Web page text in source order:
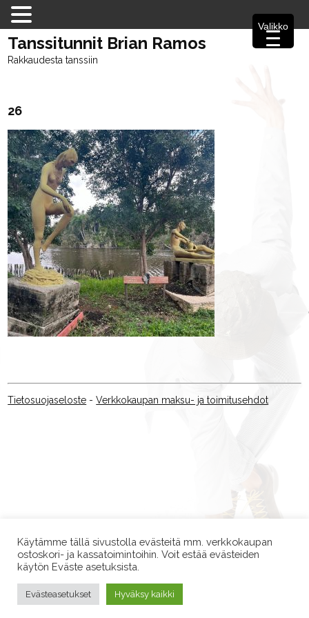
Tanssitunnit Brian Ramos
Rakkaudesta tanssiin
26
Tietosuojaseloste -Verkkokaupan maksu- ja toimitusehdot
Käytämme tällä sivustolla evästeitä mm. verkkokaupan
ostoskori- ja kassatoimintoihin. Voit estää evästeiden
käytön Eväste asetuksista.
Evästeasetukset Hyväksy kaikki
Valikko